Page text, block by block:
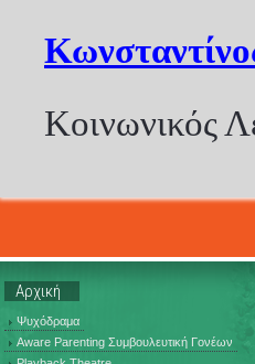
Κοινωνικός
Αρχική
Ψυχόδραμα
Aware Parenting Συμβουλευτική Γονέων